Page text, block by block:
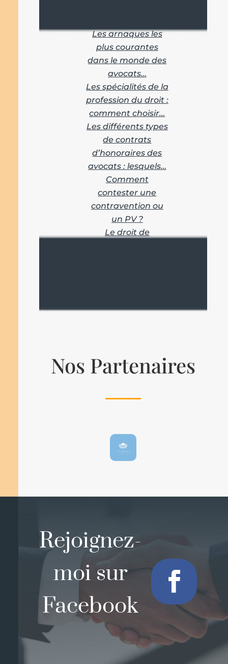
Les arnaques les
plus courantes
dans le monde des
avocats…
Les spécialités de la
profession du droit :
comment choisir…
Les différents types
de contrats
d’honoraires des
avocats : lesquels…
Comment
contester une
contravention ou
un PV ?
Le droit de
Nos Partenaires
Rejoignez-
moi sur
Facebook